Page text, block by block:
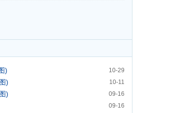
10-29
)
10-11
)
09-16
)
09-16